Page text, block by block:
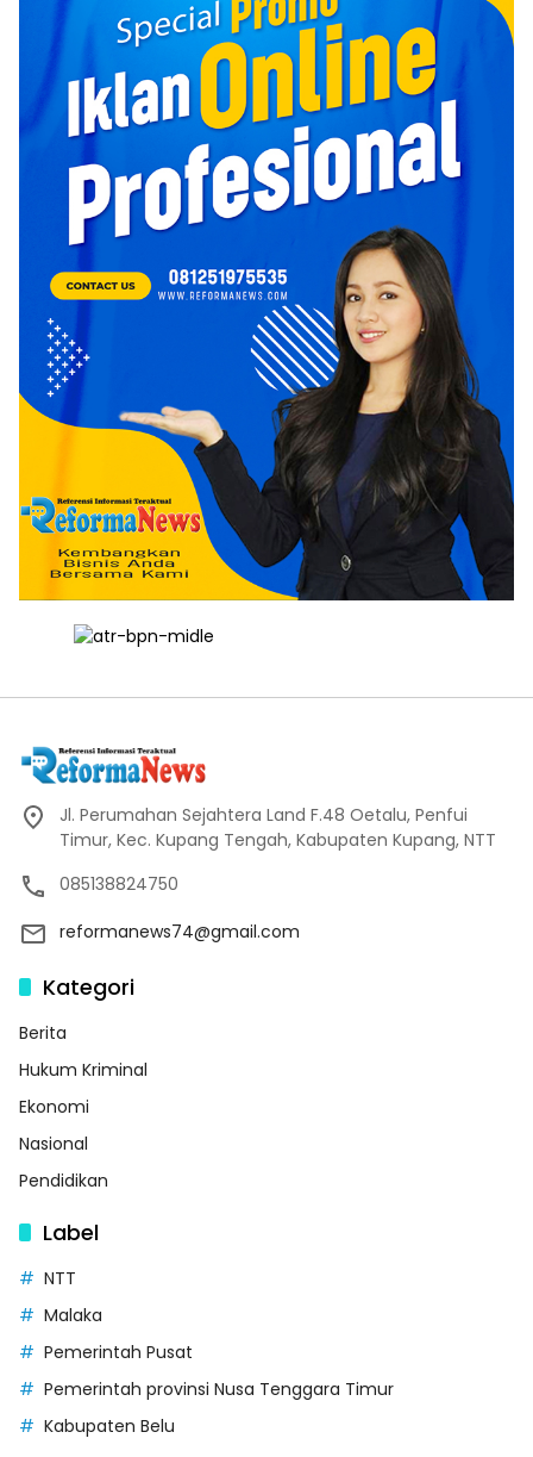
Jl. Perumahan Sejahtera Land F.48 Oetalu, Penfui
Timur, Kec. Kupang Tengah, Kabupaten Kupang, NTT
085138824750
reformanews74@gmail.com
Kategori
Berita
Hukum Kriminal
Ekonomi
Nasional
Pendidikan
Label
NTT
Malaka
Pemerintah Pusat
Pemerintah provinsi Nusa Tenggara Timur
Kabupaten Belu